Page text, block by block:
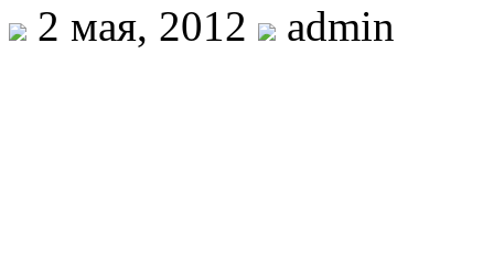
2 мая, 2012 admin